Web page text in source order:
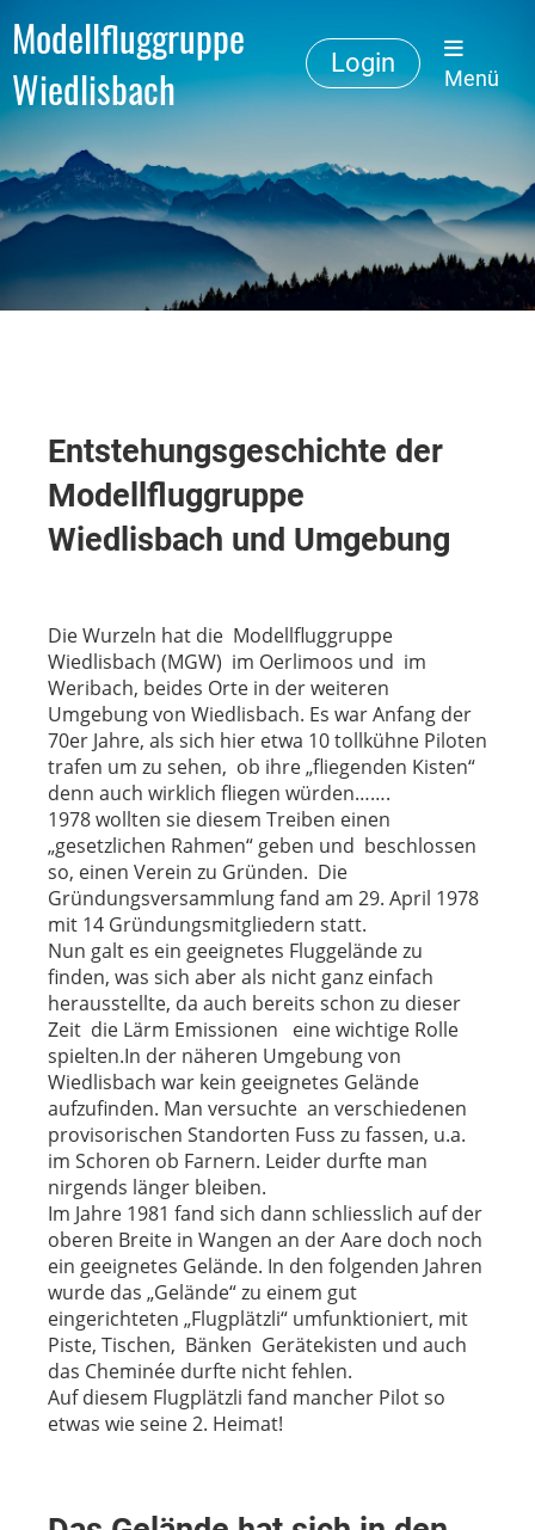
Modellfluggruppe
Wiedlisbach
Login
Menü
Entstehungsgeschichte der
Modellfluggruppe
Wiedlisbach und Umgebung
Die Wurzeln hat die Modellfluggruppe
Wiedlisbach (MGW) im Oerlimoos und im
Weribach, beides Orte in der weiteren
Umgebung von Wiedlisbach. Es war Anfang der
70er Jahre, als sich hier etwa 10 tollkühne Piloten
trafen um zu sehen, ob ihre „fliegenden Kisten“
denn auch wirklich fliegen würden…….
1978 wollten sie diesem Treiben einen
„gesetzlichen Rahmen“ geben und beschlossen
so, einen Verein zu Gründen. Die
Gründungsversammlung fand am 29. April 1978
mit 14 Gründungsmitgliedern statt.
Nun galt es ein geeignetes Fluggelände zu
finden, was sich aber als nicht ganz einfach
herausstellte, da auch bereits schon zu dieser
Zeit die Lärm Emissionen eine wichtige Rolle
spielten.In der näheren Umgebung von
Wiedlisbach war kein geeignetes Gelände
aufzufinden. Man versuchte an verschiedenen
provisorischen Standorten Fuss zu fassen, u.a.
im Schoren ob Farnern. Leider durfte man
nirgends länger bleiben.
Im Jahre 1981 fand sich dann schliesslich auf der
oberen Breite in Wangen an der Aare doch noch
ein geeignetes Gelände. In den folgenden Jahren
wurde das „Gelände“ zu einem gut
eingerichteten „Flugplätzli“ umfunktioniert, mit
Piste, Tischen, Bänken Gerätekisten und auch
das Cheminée durfte nicht fehlen.
Auf diesem Flugplätzli fand mancher Pilot so
etwas wie seine 2. Heimat!